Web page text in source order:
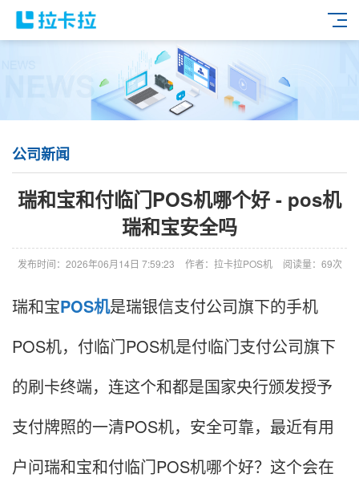
公司新闻
瑞和宝和付临门POS机哪个好 - pos机
瑞和宝安全吗
发布时间：2026年06月14日 7:59:23 作者：拉卡拉POS机 阅读量：69次
瑞和宝POS机是瑞银信支付公司旗下的手机
POS机，付临门POS机是付临门支付公司旗下
的刷卡终端，连这个和都是国家央行颁发授予
支付牌照的一清POS机，安全可靠，最近有用
户问瑞和宝和付临门POS机哪个好？这个会在